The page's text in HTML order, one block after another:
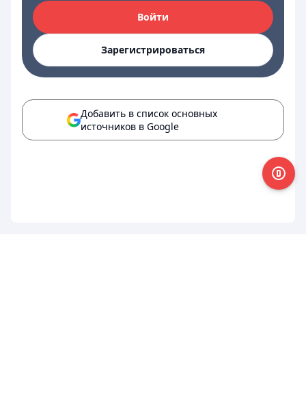
Войти
Зарегистрироваться
Добавить в список основных
источников в Google